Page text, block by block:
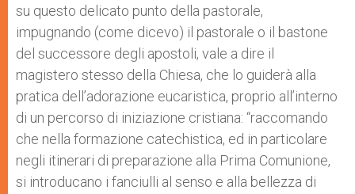
su questo delicato punto della pastorale,
impugnando (come dicevo) il pastorale o il bastone
del successore degli apostoli, vale a dire il
magistero stesso della Chiesa, che lo guiderà alla
pratica dell’adorazione eucaristica, proprio all’interno
di un percorso di iniziazione cristiana: “raccomando
che nella formazione catechistica, ed in particolare
negli itinerari di preparazione alla Prima Comunione,
si introducano i fanciulli al senso e alla bellezza di